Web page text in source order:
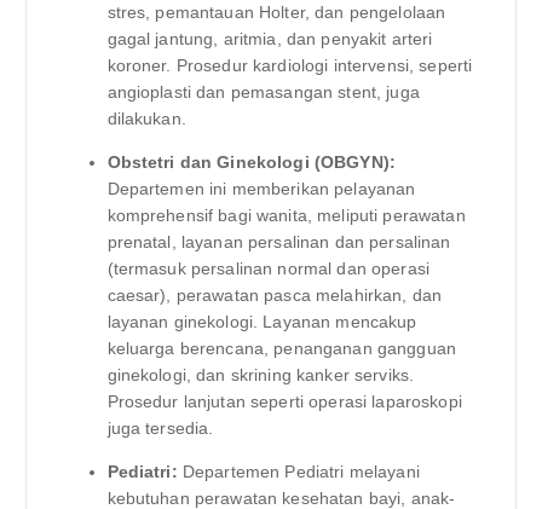
stres, pemantauan Holter, dan pengelolaan
gagal jantung, aritmia, dan penyakit arteri
koroner. Prosedur kardiologi intervensi, seperti
angioplasti dan pemasangan stent, juga
dilakukan.
Obstetri dan Ginekologi (OBGYN):
Departemen ini memberikan pelayanan
komprehensif bagi wanita, meliputi perawatan
prenatal, layanan persalinan dan persalinan
(termasuk persalinan normal dan operasi
caesar), perawatan pasca melahirkan, dan
layanan ginekologi. Layanan mencakup
keluarga berencana, penanganan gangguan
ginekologi, dan skrining kanker serviks.
Prosedur lanjutan seperti operasi laparoskopi
juga tersedia.
Pediatri: Departemen Pediatri melayani
kebutuhan perawatan kesehatan bayi, anak-